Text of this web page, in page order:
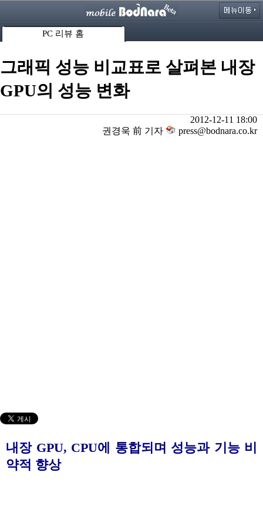
PC 리뷰 홈
그래픽 성능 비교표로 살펴본 내장
GPU의 성능 변화
2012-12-11 18:00
권경욱 前 기자
press@bodnara.co.kr
내장 GPU, CPU에 통합되며 성능과 기능 비
약적 향상